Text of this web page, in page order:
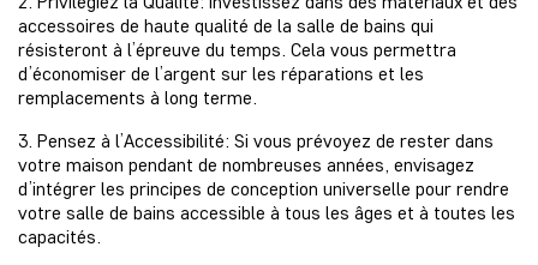
accessoires de haute qualité de la salle de bains qui
résisteront à l’épreuve du temps. Cela vous permettra
d’économiser de l’argent sur les réparations et les
remplacements à long terme.
3. Pensez à l’Accessibilité: Si vous prévoyez de rester dans
votre maison pendant de nombreuses années, envisagez
d’intégrer les principes de conception universelle pour rendre
votre salle de bains accessible à tous les âges et à toutes les
capacités.